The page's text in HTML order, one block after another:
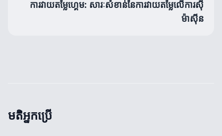
ការវាយតម្លៃហ្គេម: សារៈសំខាន់នៃការវាយតម្លៃលើការស៊ី
ម៉ាស៊ីន
មតិអ្នកប្រើ